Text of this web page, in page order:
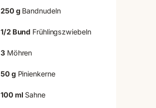
250 gBandnudeln
1/2 Bund Frühlingszwiebeln
3Möhren
50 gPinienkerne
100 ml Sahne